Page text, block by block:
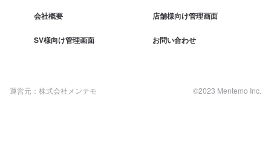
会社概要 店舗様向け管理画面
SV様向け管理画面 お問い合わせ
運営元：株式会社メンテモ ©2023 Mentemo Inc.